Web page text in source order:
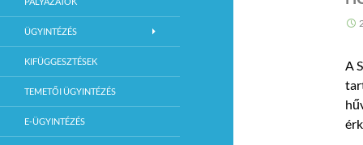
A
ÜGYINTÉZÉS
KIFÜGGESZTÉSEK
TEMETŐI ÜGYINTÉZÉS
E-ÜGYINTÉZÉS